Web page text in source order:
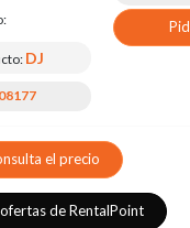
DJ
el precio
de RentalPoint